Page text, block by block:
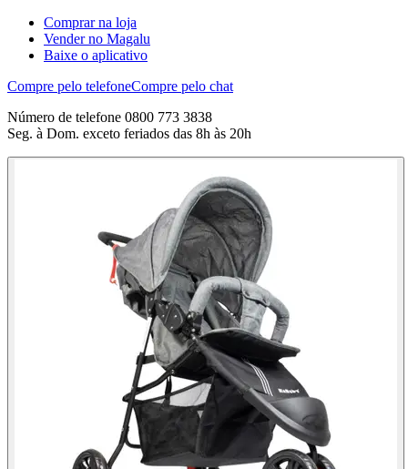
Comprar na loja
Vender no Magalu
Baixe o aplicativo
Compre pelo telefoneCompre pelo chat
Número de telefone 0800 773 3838
Seg. à Dom. exceto feriados das 8h às 20h